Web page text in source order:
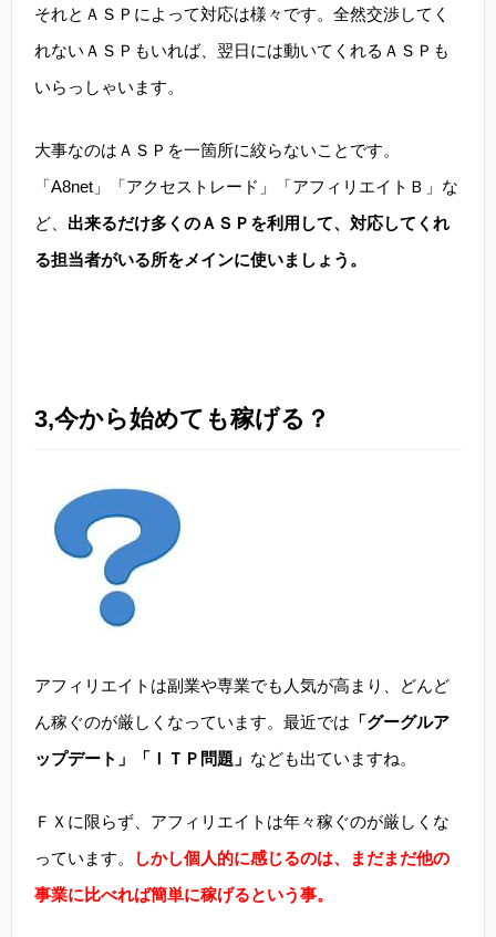
それとＡＳＰによって対応は様々です。全然交渉してく
れないＡＳＰもいれば、翌日には動いてくれるＡＳＰも
いらっしゃいます。
大事なのはＡＳＰを一箇所に絞らないことです。
「A8net」「アクセストレード」「アフィリエイトＢ」な
ど、 出来るだけ多くのＡＳＰを利用して、対応してくれ
る担当者がいる所をメインに使いましょう。
3,今から始めても稼げる？
アフィリエイトは副業や専業でも人気が高まり、どんど
ん稼ぐのが厳しくなっています。最近では 「グーグルア
ップデート」「ＩＴＰ問題」 なども出ていますね。
ＦＸに限らず、アフィリエイトは年々稼ぐのが厳しくな
っています。
しかし個人的に感じるのは、まだまだ他の
事業に比べれば簡単に稼げるという事。